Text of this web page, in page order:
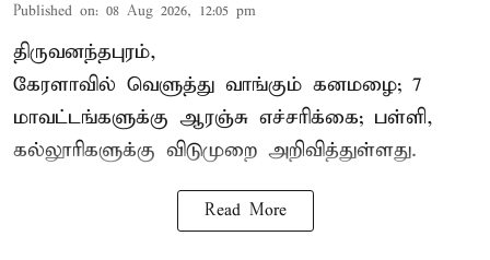
Published on: 08 Aug 2026, 12:05 pm
திருவனந்தபுரம்,
கேரளாவில் வெளுத்து வாங்கும் கனமழை; 7
மாவட்டங்களுக்கு ஆரஞ்சு எச்சரிக்கை; பள்ளி,
கல்லூரிகளுக்கு விடுமுறை அறிவித்துள்ளது.
Read More